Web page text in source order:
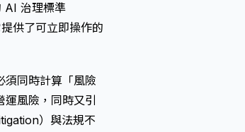
AI 治理標準
供了可立即操作的
須同時計算「風險
風險，同時又引
）與法規不